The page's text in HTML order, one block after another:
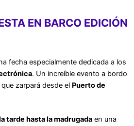
EN BARCO EDICIÓN
fecha especialmente dedicada a los
. Un increíble evento a bordo
que zarpará desde el Puerto de
tarde hasta la madrugada en una